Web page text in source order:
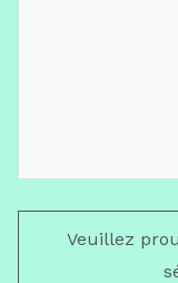
Veuillez